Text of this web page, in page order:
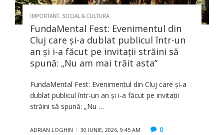
IMPORTANT, SOCIAL & CULTURA
FundaMental Fest: Evenimentul din
Cluj care și-a dublat publicul într-un
an și i-a făcut pe invitații străini să
spună: „Nu am mai trăit asta”
FundaMental Fest: Evenimentul din Cluj care și-a
dublat publicul într-un an și i-a făcut pe invitații
străini să spună: „Nu …
ADRIAN LOGHIN 30 IUNIE, 2026, 9:45 AM 0